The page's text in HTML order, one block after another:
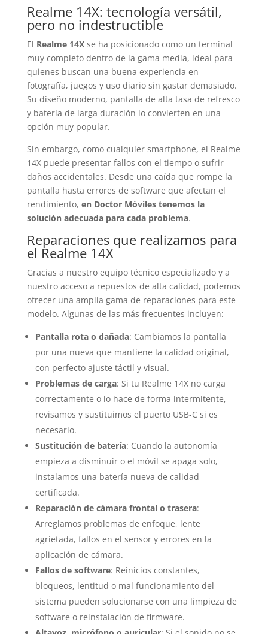
Realme 14X: tecnología versátil,
pero no indestructible
El Realme 14Xse ha posicionado como un terminal
muy completo dentro de la gama media, ideal para
quienes buscan una buena experiencia en
fotografía, juegos y uso diario sin gastar demasiado.
Su diseño moderno, pantalla de alta tasa de refresco
y batería de larga duración lo convierten en una
opción muy popular.
Sin embargo, como cualquier smartphone, el Realme
14X puede presentar fallos con el tiempo o sufrir
daños accidentales. Desde una caída que rompe la
pantalla hasta errores de software que afectan el
rendimiento, en Doctor Móviles tenemos la
solución adecuada para cada problema.
Reparaciones que realizamos para
el Realme 14X
Gracias a nuestro equipo técnico especializado y a
nuestro acceso a repuestos de alta calidad, podemos
ofrecer una amplia gama de reparaciones para este
modelo. Algunas de las más frecuentes incluyen:
Pantalla rota o dañada: Cambiamos la pantalla
por una nueva que mantiene la calidad original,
con perfecto ajuste táctil y visual.
Problemas de carga: Si tu Realme 14X no carga
correctamente o lo hace de forma intermitente,
revisamos y sustituimos el puerto USB-C si es
necesario.
Sustitución de batería: Cuando la autonomía
empieza a disminuir o el móvil se apaga solo,
instalamos una batería nueva de calidad
certificada.
Reparación de cámara frontal o trasera:
Arreglamos problemas de enfoque, lente
agrietada, fallos en el sensor y errores en la
aplicación de cámara.
Fallos de software: Reinicios constantes,
bloqueos, lentitud o mal funcionamiento del
sistema pueden solucionarse con una limpieza de
software o reinstalación de firmware.